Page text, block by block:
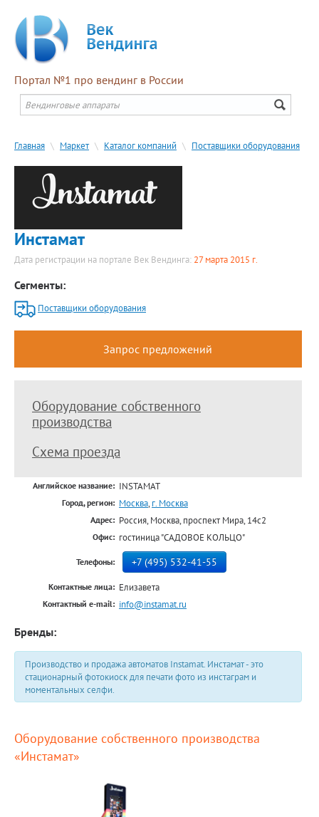
Портал №1 про вендинг в России
Главная \ Маркет \ Каталог компаний \ Поставщики оборудования
Инстамат
Дата регистрации на портале Век Вендинга: 27 марта 2015 г.
Сегменты:
Поставщики оборудования
Запрос предложений
Оборудование собственного
производства
Схема проезда
Английское название: INSTAMAT
Город, регион: Москва, г. Москва
Адрес: Россия, Москва, проспект Мира, 14с2
Офис: гостиница "САДОВОЕ КОЛЬЦО"
Телефоны: +7 (495) 532-41-55
Контактные лица: Елизавета
Контактный e-mail: info@instamat.ru
Бренды:
Производство и продажа автоматов Instamat. Инстамат - это
стационарный фотокиоск для печати фото из инстаграм и
моментальных селфи.
Оборудование собственного производства
«Инстамат»